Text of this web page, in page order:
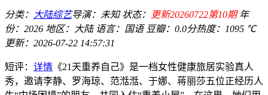
分类： 大陆综艺导演： 未知 状态： 更新20260722第10期 年
份： 2026 地区： 大陆 语言： 国语 豆瓣：0.0分热度：1095 ℃
更新： 2026-07-22 14:57:31
短评： 详情 《21天重养自己》是一档女性健康旅居实验真人
秀，邀请李静、罗海琼、范湉湉、于娜、蒋丽莎五位正经历人